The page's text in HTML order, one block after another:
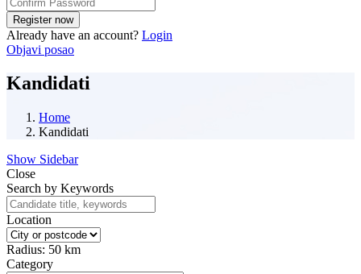
Already have an account? Login
Objavi posao
Kandidati
Home
Kandidati
Show Sidebar
Close
Search by Keywords
Location
Radius: 50 km
Category